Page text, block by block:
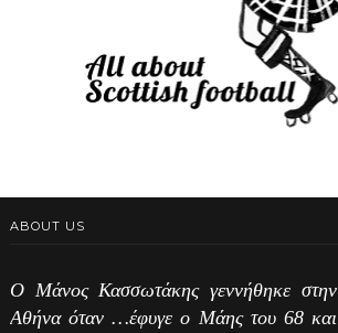
ABOUT US
Ο Μάνος Κασσωτάκης γεννήθηκε στην
Αθήνα όταν …έφυγε ο Μάης του 68 και